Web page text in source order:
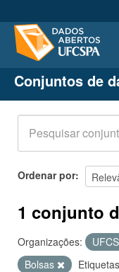
Conjuntos de
Organizações
Grupos
Sobre
Conjuntos de
Ordenar por
1 conjunto
Organizações:
Bolsas